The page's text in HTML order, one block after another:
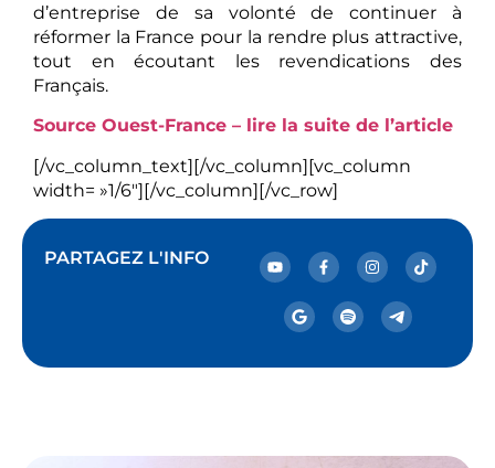
d’entreprise de sa volonté de continuer à
réformer la France pour la rendre plus attractive,
tout en écoutant les revendications des
Français.
Source Ouest-France – lire la suite de l’article
[/vc_column_text][/vc_column][vc_column
width= »1/6″][/vc_column][/vc_row]
PARTAGEZ L'INFO